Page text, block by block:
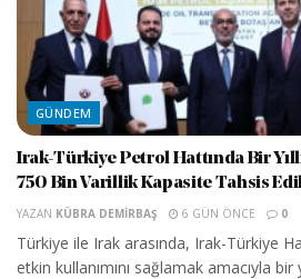
GÜNDEM
Irak-Türkiye Petrol Hattında Bir
750 Bin Varillik Kapasite Tahsis
YAZAN KÜBRA DEMIRBAŞ 6 GÜN ÖNCE 0
Türkiye ile Irak arasında, Irak-Türkiye
etkin kullanımını sağlamak amacıyla